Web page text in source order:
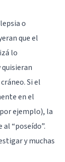
o
que el
lo
Si el
en el
ejemplo), la
“poseído”.
y muchas